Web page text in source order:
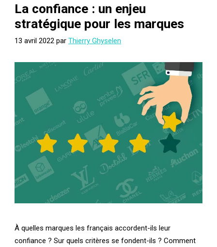
La confiance : un enjeu
stratégique pour les marques
13 avril 2022 par Thierry Ghyselen
À quelles marques les français accordent-ils leur
confiance ? Sur quels critères se fondent-ils ? Comment